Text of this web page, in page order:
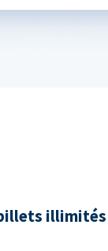
illimités